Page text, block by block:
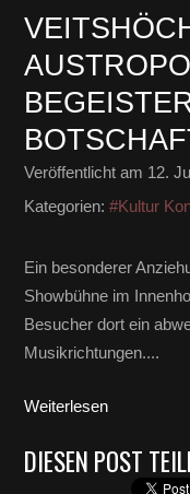
Veröffentlicht am 12.
Kategorien: #Kultur
Ein besonderer
Showbühne im
Besucher dort ein
Musikrichtungen....
Weiterlesen
DIESEN POST